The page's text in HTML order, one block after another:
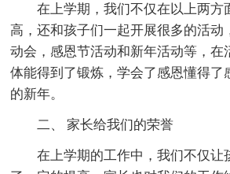
在上学期，我们不仅在以上两方
高，还和孩子们一起开展很多的活动
动会，感恩节活动和新年活动等，在
体能得到了锻炼，学会了感恩懂得了
的新年。
二、 家长给我们的荣誉
在上学期的工作中，我们不仅让